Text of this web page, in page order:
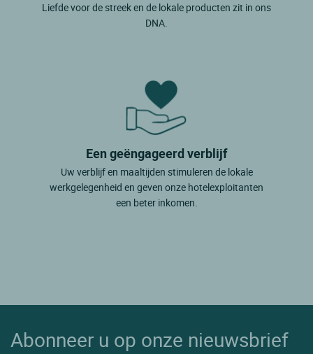
Liefde voor de streek en de lokale producten zit in ons
DNA.
Een geëngageerd verblijf
Uw verblijf en maaltijden stimuleren de lokale
werkgelegenheid en geven onze hotelexploitanten
een beter inkomen.
Abonneer u op onze nieuwsbrief